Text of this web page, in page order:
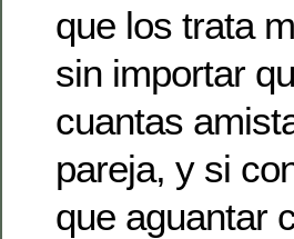
que los trata
sin importar
cuantas
pareja, y si
que aguantar